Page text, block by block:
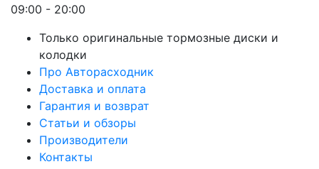
09:00 - 20:00
Только оригинальные тормозные диски и
колодки
Про Авторасходник
Доставка и оплата
Гарантия и возврат
Статьи и обзоры
Производители
Контакты